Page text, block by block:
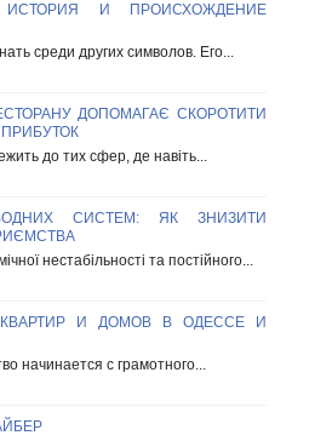
ИСТОРИЯ И ПРОИСХОЖДЕНИЕ
среди других символов. Его...
ДОПОМАГАЄ СКОРОТИТИ
ПРИБУТОК
до тих сфер, де навіть...
СИСТЕМ: ЯК ЗНИЗИТИ
нестабільності та постійного...
И ДОМОВ В ОДЕССЕ И
начинается с грамотного...